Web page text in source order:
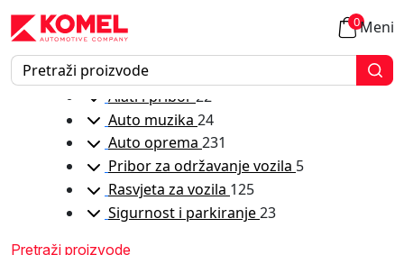
0Meni
Auto muzika
Kategorije
Alati i pribor 22
Auto muzika 24
Auto oprema 231
Pribor za održavanje vozila 5
Rasvjeta za vozila 125
Sigurnost i parkiranje23